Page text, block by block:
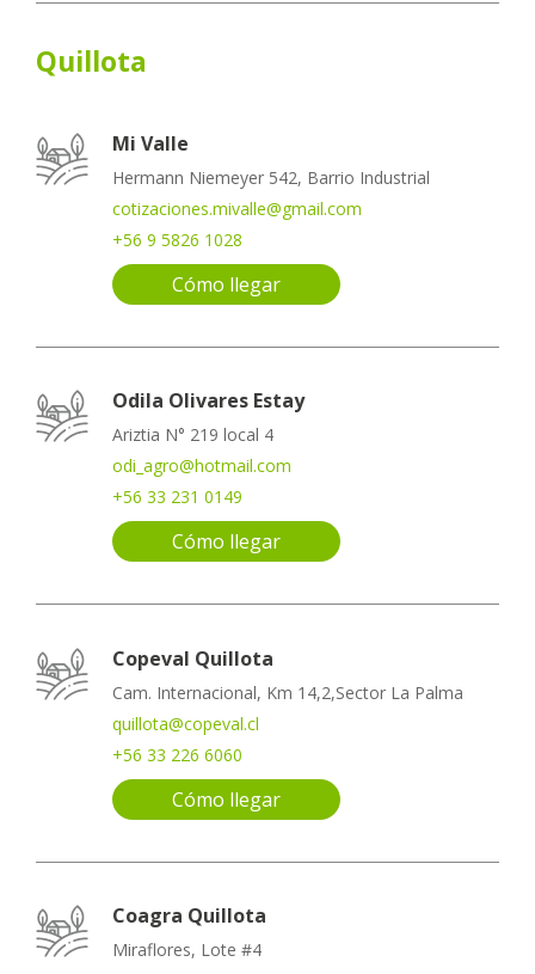
Quillota
Mi Valle
Hermann Niemeyer 542, Barrio Industrial
cotizaciones.mivalle@gmail.com
+56 9 5826 1028
Cómo llegar
Odila Olivares Estay
Ariztia N° 219 local 4
odi_agro@hotmail.com
+56 33 231 0149
Cómo llegar
Copeval Quillota
Cam. Internacional, Km 14,2,Sector La Palma
quillota@copeval.cl
+56 33 226 6060
Cómo llegar
Coagra Quillota
Miraflores, Lote #4